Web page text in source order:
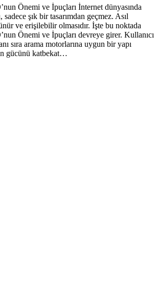
Önemi ve İpuçları İnternet dünyasında
sadece şık bir tasarımdan geçmez. Asıl
ve erişilebilir olmasıdır. İşte bu noktada
Önemi ve İpuçları devreye girer. Kullanıcı
sıra arama motorlarına uygun bir yapı
gücünü katbekat…